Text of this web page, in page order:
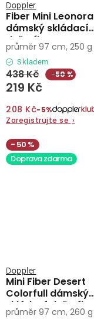
Fiber Mini Leonora
dámský skládací
deštník
Doppler
Skladem
219 Kč
438 Kč −50 %
208 Kč−5%
Zaregistrujte se ›
průměr 97 cm, 250 g
50 %
Doprava zdarma
Mini Fiber Desert
Colorfull dámský
skládací deštník
Doppler
průměr 97 cm, 260 g